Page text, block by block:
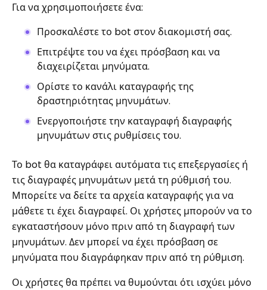
Για να χρησιμοποιήσετε ένα:
Προσκαλέστε το bot στον διακομιστή σας.
Επιτρέψτε του να έχει πρόσβαση και να
διαχειρίζεται μηνύματα.
Ορίστε το κανάλι καταγραφής της
δραστηριότητας μηνυμάτων.
Ενεργοποιήστε την καταγραφή διαγραφής
μηνυμάτων στις ρυθμίσεις του.
Το bot θα καταγράφει αυτόματα τις επεξεργασίες ή
τις διαγραφές μηνυμάτων μετά τη ρύθμισή του.
Μπορείτε να δείτε τα αρχεία καταγραφής για να
μάθετε τι έχει διαγραφεί. Οι χρήστες μπορούν να το
εγκαταστήσουν μόνο πριν από τη διαγραφή των
μηνυμάτων. Δεν μπορεί να έχει πρόσβαση σε
μηνύματα που διαγράφηκαν πριν από τη ρύθμιση.
Οι χρήστες θα πρέπει να θυμούνται ότι ισχύει μόνο